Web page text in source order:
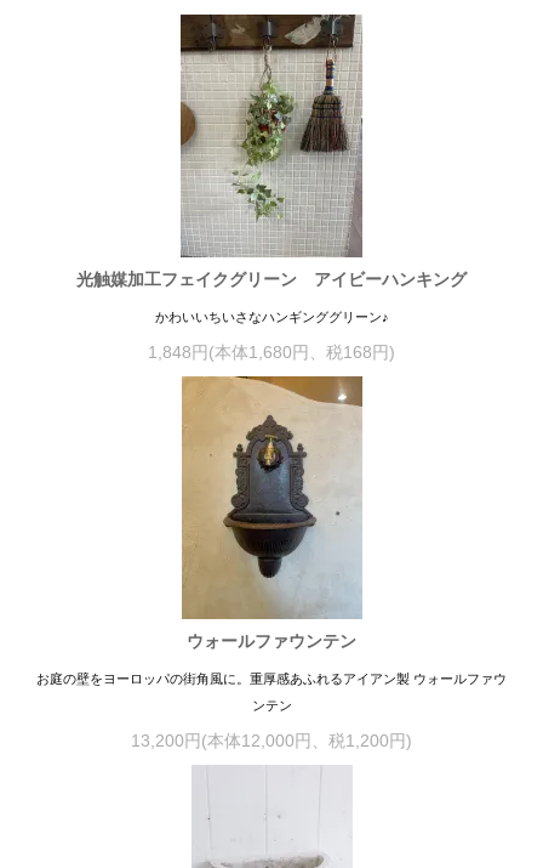
光触媒加工フェイクグリーン アイビーハンキング
かわいいちいさなハンギンググリーン♪
1,848円(本体1,680円、税168円)
ウォールファウンテン
お庭の壁をヨーロッパの街角風に。重厚感あふれるアイアン製 ウォールファウ
ンテン
13,200円(本体12,000円、税1,200円)